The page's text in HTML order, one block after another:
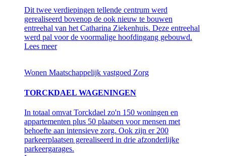
Dit twee verdiepingen tellende centrum werd
gerealiseerd bovenop de ook nieuw te bouwen
entreehal van het Catharina Ziekenhuis. Deze entreehal
werd pal voor de voormalige hoofdingang gebouwd.
Lees meer
Wonen Maatschappelijk vastgoed Zorg
TORCKDAEL WAGENINGEN
In totaal omvat Torckdael zo'n 150 woningen en
appartementen plus 50 plaatsen voor mensen met
behoefte aan intensieve zorg. Ook zijn er 200
parkeerplaatsen gerealiseerd in drie afzonderlijke
parkeergarages.